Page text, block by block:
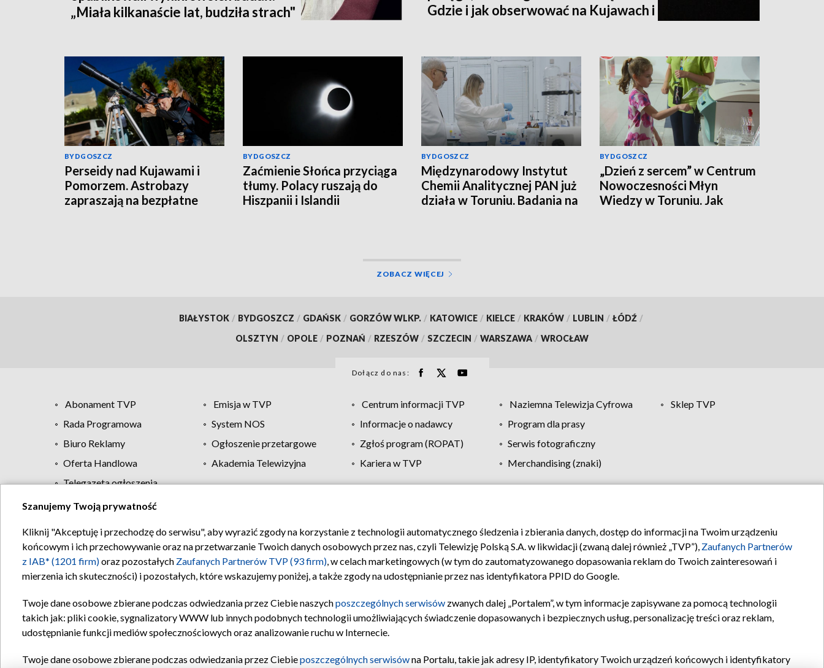
„Miała kilkanaście lat, budziła strach"
Gdzie i jak obserwować na Kujawach i
BYDGOSZCZ
Perseidy nad Kujawami i
Pomorzem. Astrobazy
zapraszają na bezpłatne
BYDGOSZCZ
Zaćmienie Słońca przyciąga
tłumy. Polacy ruszają do
Hiszpanii i Islandii
BYDGOSZCZ
Międzynarodowy Instytut
Chemii Analitycznej PAN już
działa w Toruniu. Badania na
BYDGOSZCZ
„Dzień z sercem” w Centrum
Nowoczesności Młyn
Wiedzy w Toruniu. Jak
ZOBACZ WIĘCEJ
BIAŁYSTOK / BYDGOSZCZ / GDAŃSK / GORZÓW WLKP. / KATOWICE / KIELCE / KRAKÓW / LUBLIN / ŁÓDŹ /
OLSZTYN / OPOLE / POZNAŃ / RZESZÓW / SZCZECIN / WARSZAWA / WROCŁAW
Dołącz do nas:
Abonament TVP Emisja w TVP Centrum informacji TVP Naziemna Telewizja Cyfrowa
Sklep TVP
Rada Programowa
System NOS Informacje o nadawcy
Program dla prasy
Biuro Reklamy
Ogłoszenie przetargowe Zgłoś program (ROPAT)
Serwis fotograficzny
Oferta Handlowa
Akademia Telewizyjna Kariera w TVP
Merchandising (znaki)
Telegazeta ogłoszenia
Regulamin TVP Polityka prywatności Moje zgody Pomoc Biuro reklamy Kontakt
Szanujemy Twoją prywatność
Kliknij "Akceptuję i przechodzę do serwisu", aby wyrazić zgody na korzystanie z technologii automatycznego śledzenia i zbierania danych, dostęp do informacji na Twoim urządzeniu
końcowym i ich przechowywanie oraz na przetwarzanie Twoich danych osobowych przez nas, czyli Telewizję Polską S.A. w likwidacji (zwaną dalej również „TVP”), Zaufanych Partnerów
z IAB* (1201 firm)oraz pozostałych Zaufanych Partnerów TVP (93 firm), w celach marketingowych (w tym do zautomatyzowanego dopasowania reklam do Twoich zainteresowań i
mierzenia ich skuteczności) i pozostałych, które wskazujemy poniżej, a także zgody na udostępnianie przez nas identyfikatora PPID do Google.
Twoje dane osobowe zbierane podczas odwiedzania przez Ciebie naszychposzczególnych serwisów zwanych dalej „Portalem”, w tym informacje zapisywane za pomocą technologii
takich jak: pliki cookie, sygnalizatory WWW lub innych podobnych technologii umożliwiających świadczenie dopasowanych i bezpiecznych usług, personalizację treści oraz reklam,
udostępnianie funkcji mediów społecznościowych oraz analizowanie ruchu w Internecie.
Twoje dane osobowe zbierane podczas odwiedzania przez Ciebieposzczególnych serwisówna Portalu, takie jak adresy IP, identyfikatory Twoich urządzeń końcowych i identyfikatory